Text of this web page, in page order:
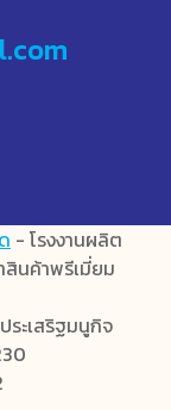
- โรงงานผลิต
สินค้าพรีเมี่ยม
ระเสริฐมนูกิจ